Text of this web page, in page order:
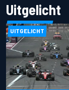
Uitgelicht
UITGELICHT